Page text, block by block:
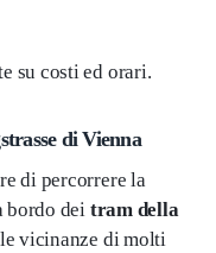
su costi ed orari.
di Vienna
di percorrere la
bordo dei tram della
vicinanze di molti